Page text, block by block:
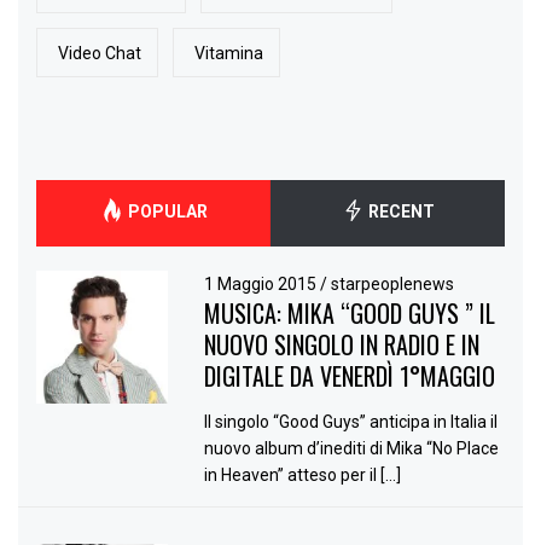
Video Chat Vitamina
POPULAR RECENT
1 Maggio 2015/ starpeoplenews
MUSICA: MIKA “GOOD GUYS ” IL
NUOVO SINGOLO IN RADIO E IN
DIGITALE DA VENERDÌ 1°MAGGIO
Il singolo “Good Guys” anticipa in Italia il
nuovo album d’inediti di Mika “No Place
in Heaven” atteso per il […]